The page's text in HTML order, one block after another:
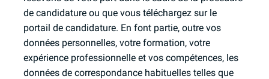
de candidature ou que vous téléchargez sur le
portail de candidature. En font partie, outre vos
données personnelles, votre formation, votre
expérience professionnelle et vos compétences, les
données de correspondance habituelles telles que